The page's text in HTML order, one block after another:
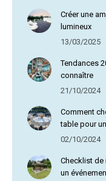
Créer une
lumineux
13/03/2025
Tendances
connaître
21/10/2024
Comment
table pour
02/10/2024
Checklist
un